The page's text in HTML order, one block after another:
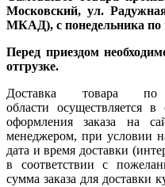
Московский, ул.
МКАД), с понедельника по
Перед приездом
отгрузке.
Доставка товара
области осуществляется
оформления заказа на
менеджером, при условии
дата и время доставки
в соответствии с
сумма заказа для доставки